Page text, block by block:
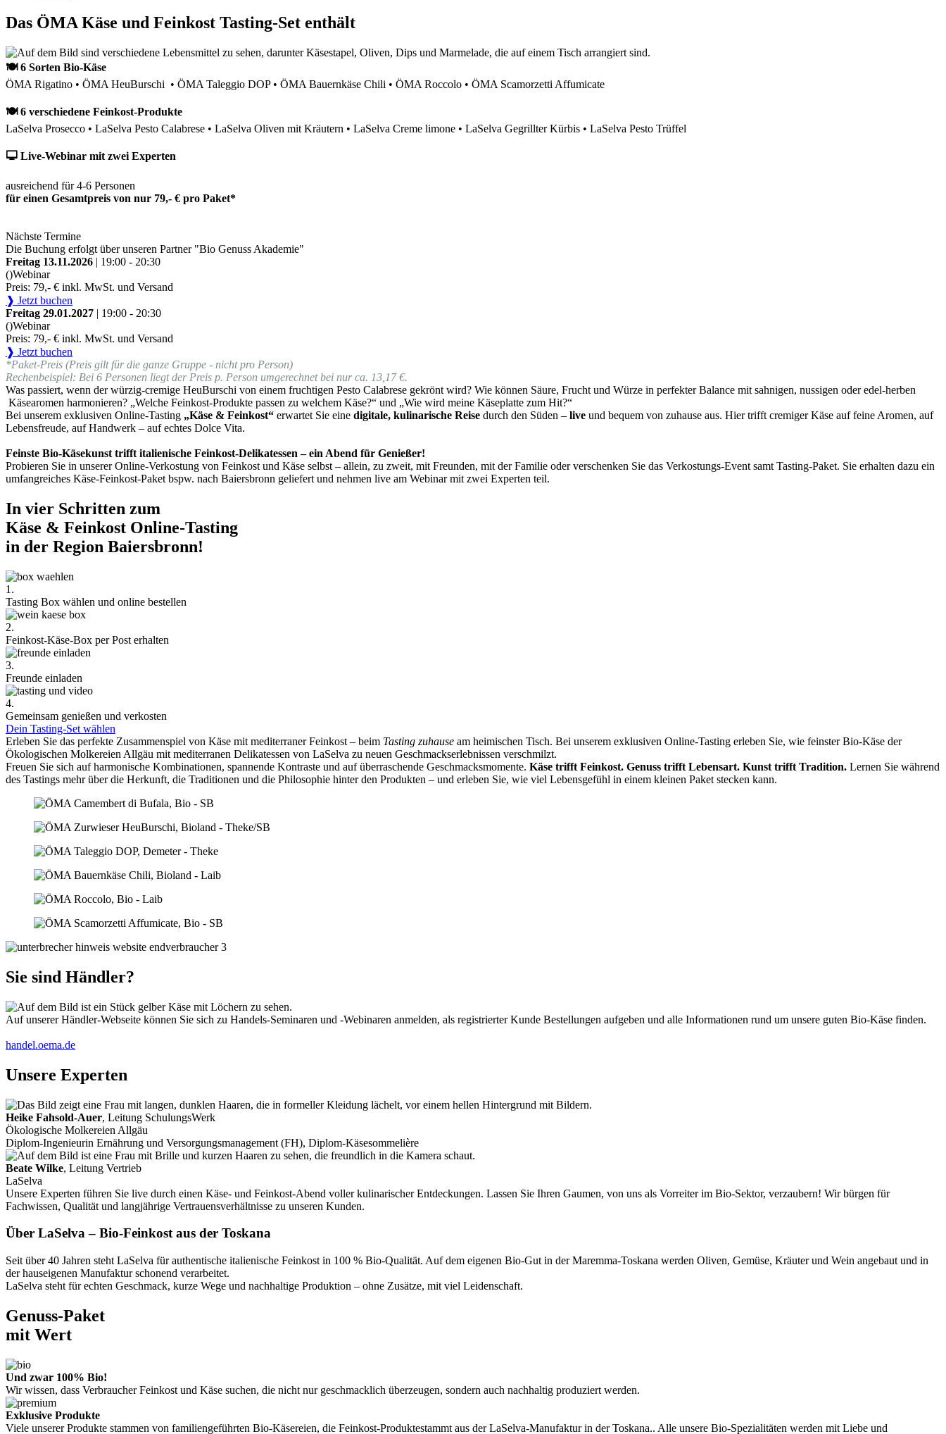
Das ÖMA Käse und Feinkost Tasting-Set enthält
🍽 6 Sorten Bio-Käse
ÖMA Rigatino • ÖMA HeuBurschi • ÖMA Taleggio DOP • ÖMA Bauernkäse Chili • ÖMA Roccolo • ÖMA Scamorzetti Affumicate
🍽 6 verschiedene Feinkost-Produkte
LaSelva Prosecco • LaSelva Pesto Calabrese • LaSelva Oliven mit Kräutern • LaSelva Creme limone • LaSelva Gegrillter Kürbis • LaSelva Pesto Trüffel
🖵 Live-Webinar mit zwei Experten
ausreichend für 4-6 Personen
für einen Gesamtpreis von nur 79,- € pro Paket*
Nächste Termine
Die Buchung erfolgt über unseren Partner "Bio Genuss Akademie"
Freitag 13.11.2026 | 19:00 - 20:30
()Webinar
Preis: 79,- € inkl. MwSt. und Versand
❱ Jetzt buchen
Freitag 29.01.2027 | 19:00 - 20:30
()Webinar
Preis: 79,- € inkl. MwSt. und Versand
❱ Jetzt buchen
*Paket-Preis (Preis gilt für die ganze Gruppe - nicht pro Person)
Rechenbeispiel: Bei 6 Personen liegt der Preis p. Person umgerechnet bei nur ca. 13,17 €.
Was passiert, wenn der würzig-cremige HeuBurschi von einem fruchtigen Pesto Calabrese gekrönt wird? Wie können Säure, Frucht und Würze in perfekter Balance mit sahnigen, nussigen oder edel-herben
Käsearomen harmonieren? „Welche Feinkost-Produkte passen zu welchem Käse?“ und „Wie wird meine Käseplatte zum Hit?“
Bei unserem exklusiven Online-Tasting „Käse & Feinkost“ erwartet Sie eine digitale, kulinarische Reise durch den Süden – live und bequem von zuhause aus. Hier trifft cremiger Käse auf feine Aromen, auf
Lebensfreude, auf Handwerk – auf echtes Dolce Vita.
Feinste Bio-Käsekunst trifft italienische Feinkost-Delikatessen – ein Abend für Genießer!
Probieren Sie in unserer Online-Verkostung von Feinkost und Käse selbst – allein, zu zweit, mit Freunden, mit der Familie oder verschenken Sie das Verkostungs-Event samt Tasting-Paket. Sie erhalten dazu ein
umfangreiches Käse-Feinkost-Paket bspw. nach Baiersbronn geliefert und nehmen live am Webinar mit zwei Experten teil.
In vier Schritten zum
Käse & Feinkost Online-Tasting
in der Region Baiersbronn!
1.
Tasting Box wählen und online bestellen
2.
Feinkost-Käse-Box per Post erhalten
3.
Freunde einladen
4.
Gemeinsam genießen und verkosten
Dein Tasting-Set wählen
Erleben Sie das perfekte Zusammenspiel von Käse mit mediterraner Feinkost – beim Tasting zuhause am heimischen Tisch. Bei unserem exklusiven Online-Tasting erleben Sie, wie feinster Bio-Käse der
Ökologischen Molkereien Allgäu mit mediterranen Delikatessen von LaSelva zu neuen Geschmackserlebnissen verschmilzt.
Freuen Sie sich auf harmonische Kombinationen, spannende Kontraste und auf überraschende Geschmacksmomente. Käse trifft Feinkost. Genuss trifft Lebensart. Kunst trifft Tradition. Lernen Sie während
des Tastings mehr über die Herkunft, die Traditionen und die Philosophie hinter den Produkten – und erleben Sie, wie viel Lebensgefühl in einem kleinen Paket stecken kann.
Sie sind Händler?
Auf unserer Händler-Webseite können Sie sich zu Handels-Seminaren und -Webinaren anmelden, als registrierter Kunde Bestellungen aufgeben und alle Informationen rund um unsere guten Bio-Käse finden.
handel.oema.de
Unsere Experten
Heike Fahsold-Auer, Leitung SchulungsWerk
Ökologische Molkereien Allgäu
Diplom-Ingenieurin Ernährung und Versorgungsmanagement (FH), Diplom-Käsesommelière
Beate Wilke, Leitung Vertrieb
LaSelva
Unsere Experten führen Sie live durch einen Käse- und Feinkost-Abend voller kulinarischer Entdeckungen. Lassen Sie Ihren Gaumen, von uns als Vorreiter im Bio-Sektor, verzaubern! Wir bürgen für
Fachwissen, Qualität und langjährige Vertrauensverhältnisse zu unseren Kunden.
Über LaSelva – Bio-Feinkost aus der Toskana
Seit über 40 Jahren steht LaSelva für authentische italienische Feinkost in 100 % Bio-Qualität. Auf dem eigenen Bio-Gut in der Maremma-Toskana werden Oliven, Gemüse, Kräuter und Wein angebaut und in
der hauseigenen Manufaktur schonend verarbeitet.
LaSelva steht für echten Geschmack, kurze Wege und nachhaltige Produktion – ohne Zusätze, mit viel Leidenschaft.
Genuss-Paket
mit Wert
Und zwar 100% Bio!
Wir wissen, dass Verbraucher Feinkost und Käse suchen, die nicht nur geschmacklich überzeugen, sondern auch nachhaltig produziert werden.
Exklusive Produkte
Viele unserer Produkte stammen von familiengeführten Bio-Käsereien, die Feinkost-Produktestammt aus der LaSelva-Manufaktur in der Toskana.. Alle unsere Bio-Spezialitäten werden mit Liebe und